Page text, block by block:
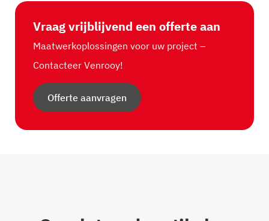
Vraag vrijblijvend een offerte aan
Maatwerkoplossingen voor uw project –
Contacteer Venrooy!
Offerte aanvragen